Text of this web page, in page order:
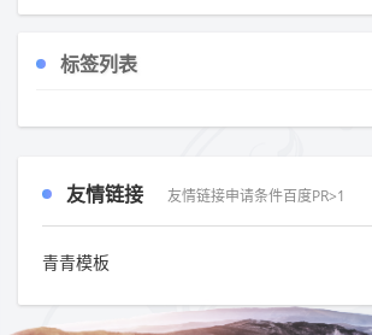
标签列表
友情链接 友情链接申请条件百度PR>1
青青模板